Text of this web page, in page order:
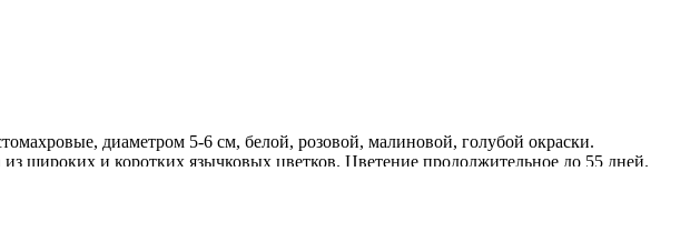
диаметром 5-6 см, белой, розовой, малиновой, голубой окраски.
широких и коротких язычковых цветков. Цветение продолжительное до 55 дней.